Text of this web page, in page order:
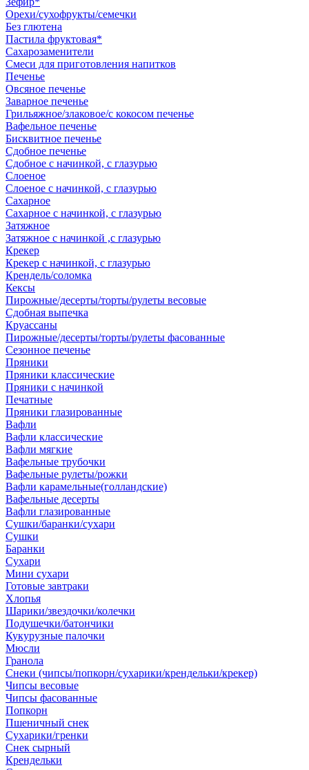
Орехи/сухофрукты/семечки
Без глютена
Пастила фруктовая*
Сахарозаменители
Смеси для приготовления напитков
Печенье
Овсяное печенье
Заварное печенье
Грильяжное/злаковое/с кокосом печенье
Вафельное печенье
Бисквитное печенье
Сдобное печенье
Сдобное с начинкой, с глазурью
Слоеное
Слоеное с начинкой, с глазурью
Сахарное
Сахарное с начинкой, с глазурью
Затяжное
Затяжное с начинкой ,с глазурью
Крекер
Крекер с начинкой, с глазурью
Крендель/соломка
Кексы
Пирожные/десерты/торты/рулеты весовые
Сдобная выпечка
Круассаны
Пирожные/десерты/торты/рулеты фасованные
Сезонное печенье
Пряники
Пряники классические
Пряники с начинкой
Печатные
Пряники глазированные
Вафли
Вафли классические
Вафли мягкие
Вафельные трубочки
Вафельные рулеты/рожки
Вафли карамельные(голландские)
Вафельные десерты
Вафли глазированные
Сушки/баранки/сухари
Сушки
Баранки
Сухари
Мини сухари
Готовые завтраки
Хлопья
Шарики/звездочки/колечки
Подушечки/батончики
Кукурузные палочки
Мюсли
Гранола
Снеки (чипсы/попкорн/сухарики/крендельки/крекер)
Чипсы весовые
Чипсы фасованные
Попкорн
Пшеничный снек
Сухарики/гренки
Снек сырный
Крендельки